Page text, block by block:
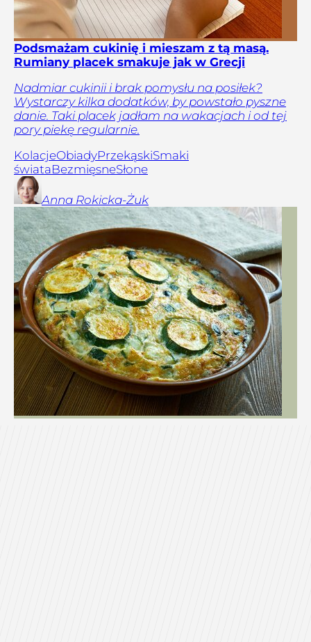
Podsmażam cukinię i mieszam z tą masą.
Rumiany placek smakuje jak w Grecji
Nadmiar cukinii i brak pomysłu na posiłek?
Wystarczy kilka dodatków, by powstało pyszne
danie. Taki placek jadłam na wakacjach i od tej
pory piekę regularnie.
KolacjeObiadyPrzekąskiSmaki
świataBezmięsneSłone
Anna Rokicka-Żuk